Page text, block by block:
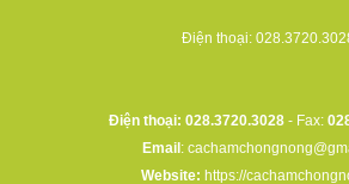
Điện thoại:
Điện thoại: 028.3720.3028 - Fax:
Email :
Website: https://